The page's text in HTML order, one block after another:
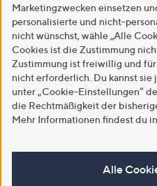
Marketingzwecken einsetzen
personalisierte und nicht-
nicht wünschst, wähle „Alle
Cookies ist die Zustimmung
Zustimmung ist freiwillig und
nicht erforderlich. Du kannst
unter „Cookie-Einstellungen“
die Rechtmäßigkeit der
Mehr Informationen findest du
Alle